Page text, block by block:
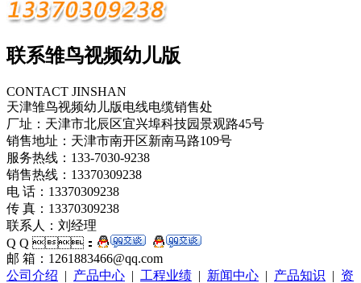
联系雏鸟视频幼儿版
CONTACT JINSHAN
天津雏鸟视频幼儿版电线电缆销售处
厂址：天津市北辰区宜兴埠科技园景观路45号
销售地址：天津市南开区新南马路109号
服务热线：133-7030-9238
销售热线：13370309238
电 话：13370309238
传 真：13370309238
联系人：刘经理
Q Q ：
邮 箱：1261883466@qq.com
公司介绍 | 产品中心 | 工程业绩 | 新闻中心 | 产品知识 | 资